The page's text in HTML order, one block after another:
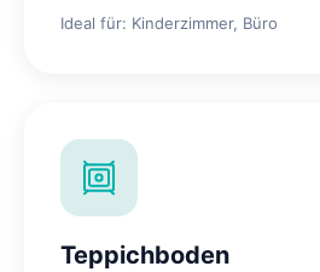
Ideal für: Kinderzimmer, Büro
Teppichboden